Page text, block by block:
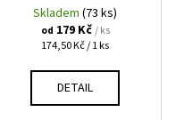
Skladem (73 ks)
od 179 Kč/ ks
Měrná
174,50 Kč / 1 ks
DETAIL